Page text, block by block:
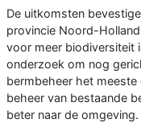
De uitkomsten
provincie Noord-
voor meer biodiversiteit
onderzoek om nog
bermbeheer het
beheer van bestaande
beter naar de